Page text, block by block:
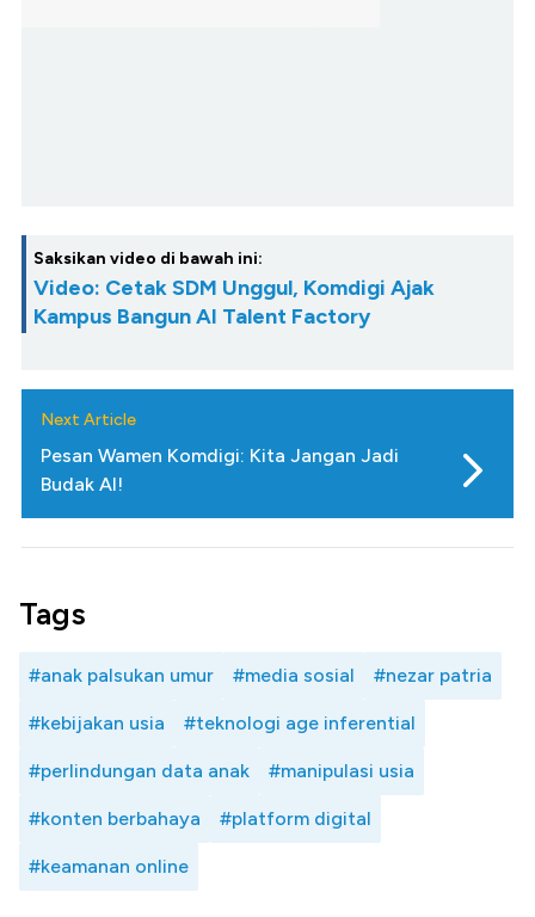
Saksikan video di bawah ini:
Video: Cetak SDM Unggul, Komdigi Ajak
Kampus Bangun AI Talent Factory
Next Article
Pesan Wamen Komdigi: Kita Jangan Jadi
Budak AI!
Tags
#anak palsukan umur #media sosial #nezar patria
#kebijakan usia #teknologi age inferential
#perlindungan data anak #manipulasi usia
#konten berbahaya #platform digital
#keamanan online